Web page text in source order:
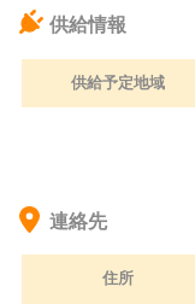
供給情報
供給予定地域
連絡先
住所